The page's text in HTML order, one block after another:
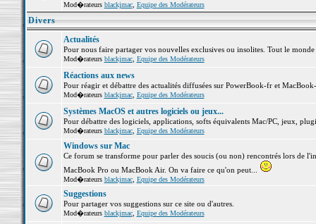
Mod�rateurs blackjmac, Equipe des Modérateurs
Divers
Actualités
Pour nous faire partager vos nouvelles exclusives ou insolites. Tout le
Mod�rateurs blackjmac, Equipe des Modérateurs
Réactions aux news
Pour réagir et débattre des actualités diffusées sur PowerBook-fr et
Mod�rateurs blackjmac, Equipe des Modérateurs
Systèmes MacOS et autres logiciels ou jeux...
Pour débattre des logiciels, applications, softs équivalents Mac/PC, jeux,
Mod�rateurs blackjmac, Equipe des Modérateurs
Windows sur Mac
Ce forum se transforme pour parler des soucis (ou non) rencontrés lors de
MacBook Pro ou MacBook Air. On va faire ce qu'on peut...
Mod�rateurs blackjmac, Equipe des Modérateurs
Suggestions
Pour partager vos suggestions sur ce site ou d'autres.
Mod�rateurs blackjmac, Equipe des Modérateurs